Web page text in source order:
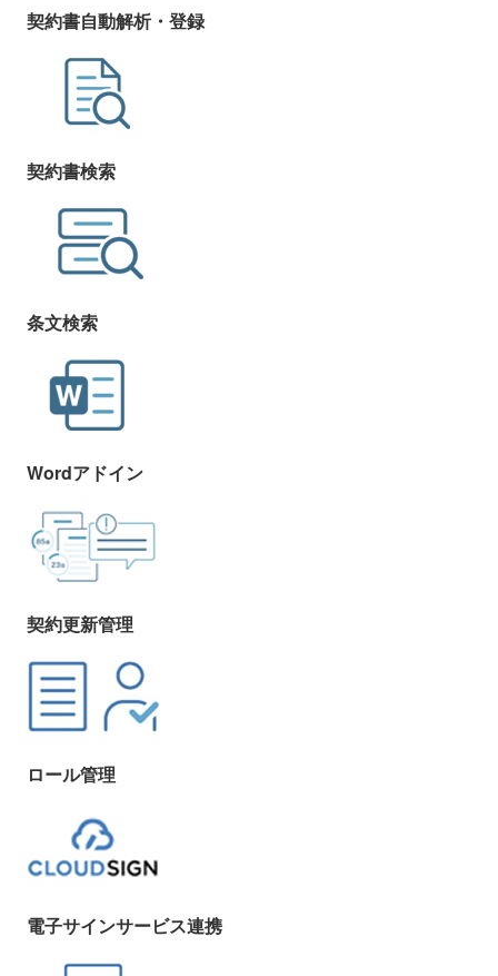
契約書自動解析・登録
契約書検索
条文検索
Wordアドイン
契約更新管理
ロール管理
電子サインサービス連携